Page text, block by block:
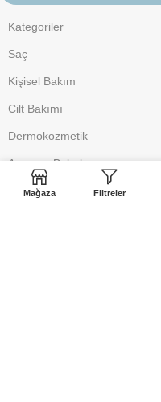
Kategoriler
Saç
Kişisel Bakım
Cilt Bakımı
Dermokozmetik
Anne ve Bebek
Makyaj
Mağaza Filtreler